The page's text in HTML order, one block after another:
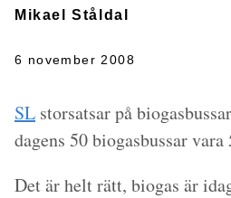
Mikael Ståldal
6 november 2008
SL storsatsar på
dagens 50 biogasbussar vara
Det är helt rätt, biogas är